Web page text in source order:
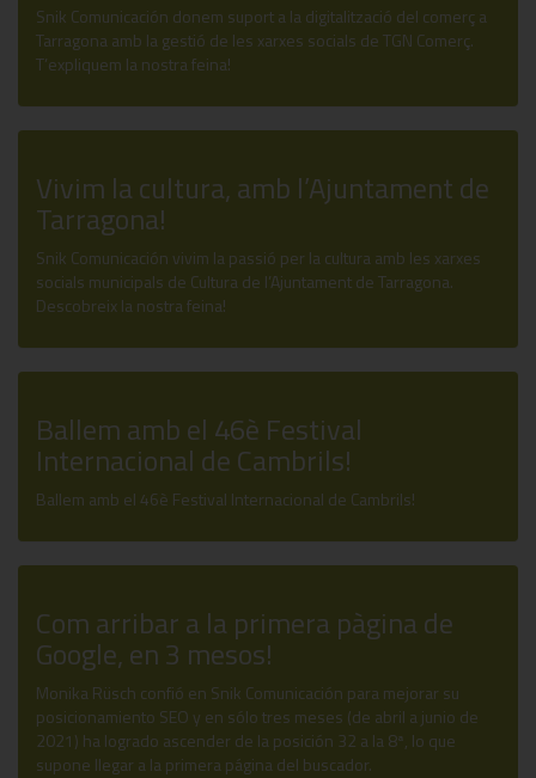
Snik Comunicación donem suport a la digitalització del comerç a
Tarragona amb la gestió de les xarxes socials de TGN Comerç.
T’expliquem la nostra feina!
Vivim la cultura, amb l’Ajuntament de
Tarragona!
Snik Comunicación vivim la passió per la cultura amb les xarxes
socials municipals de Cultura de l’Ajuntament de Tarragona.
Descobreix la nostra feina!
Ballem amb el 46è Festival
Internacional de Cambrils!
Ballem amb el 46è Festival Internacional de Cambrils!
Com arribar a la primera pàgina de
Google, en 3 mesos!
Monika Rüsch confió en Snik Comunicación para mejorar su
posicionamiento SEO y en sólo tres meses (de abril a junio de
2021) ha logrado ascender de la posición 32 a la 8ª, lo que
supone llegar a la primera página del buscador.